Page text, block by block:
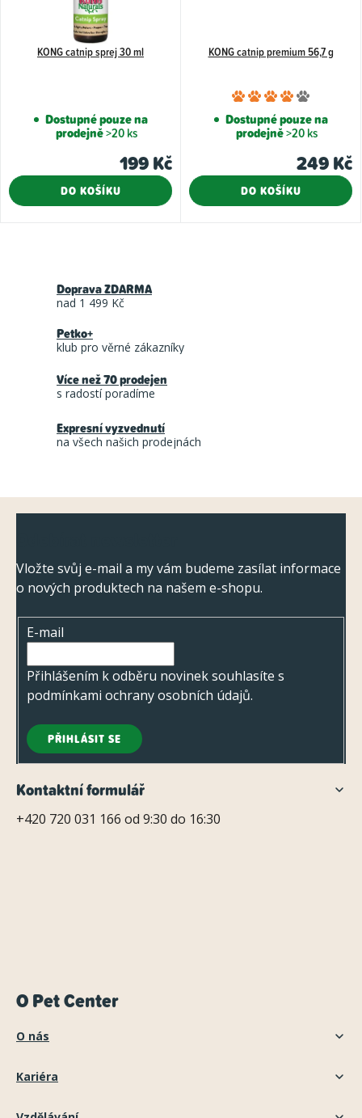
KONG catnip sprej 30 ml
Dostupné pouze na
prodejně>20 ks
199 Kč
DO KOŠÍKU
KONG catnip premium 56,7 g
je
4,0
Dostupné pouze na
prodejně>20 ks
249 Kč
DO KOŠÍKU
d
p
r
k
ý
p
i
Doprava ZDARMA
nad 1 499 Kč
Petko+
klub pro věrné zákazníky
Více než 70 prodejen
s radostí poradíme
Expresní vyzvednutí
na všech našich prodejnách
Vložte svůj e-mail a my vám budeme zasílat informace
o nových produktech na našem e-shopu.
E-mail
Přihlášením k odběru novinek souhlasíte s
podmínkami ochrany osobních údajů.
PŘIHLÁSIT SE
Kontaktní formulář
+420 720 031 166 od 9:30 do 16:30
O Pet Center
O nás
Kariéra